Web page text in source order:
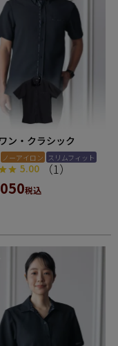
ン・クラシック
ノーアイロン スリムフィット
5.00 （1）
税込